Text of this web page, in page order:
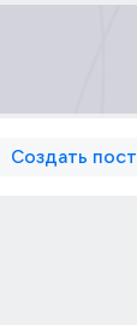
Создать пост